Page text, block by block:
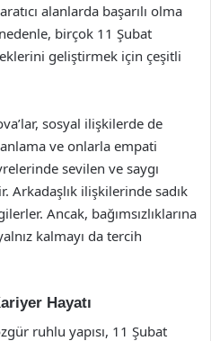
alanlarda başarılı olma
birçok 11 Şubat
geliştirmek için çeşitli
sosyal ilişkilerde de
anlama ve onlarla empati
sevilen ve saygı
Arkadaşlık ilişkilerinde sadık
Ancak, bağımsızlıklarına
kalmayı da tercih
Hayatı
ruhlu yapısı, 11 Şubat